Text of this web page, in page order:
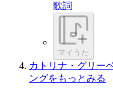
歌詞
マイうた
カトリナ・グリー
ングをもっとみる